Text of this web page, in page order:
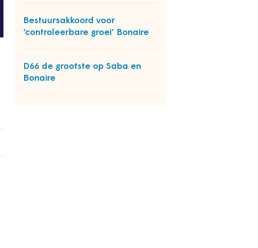
Bestuursakkoord voor
‘controleerbare groei’ Bonaire
D66 de grootste op Saba en
Bonaire